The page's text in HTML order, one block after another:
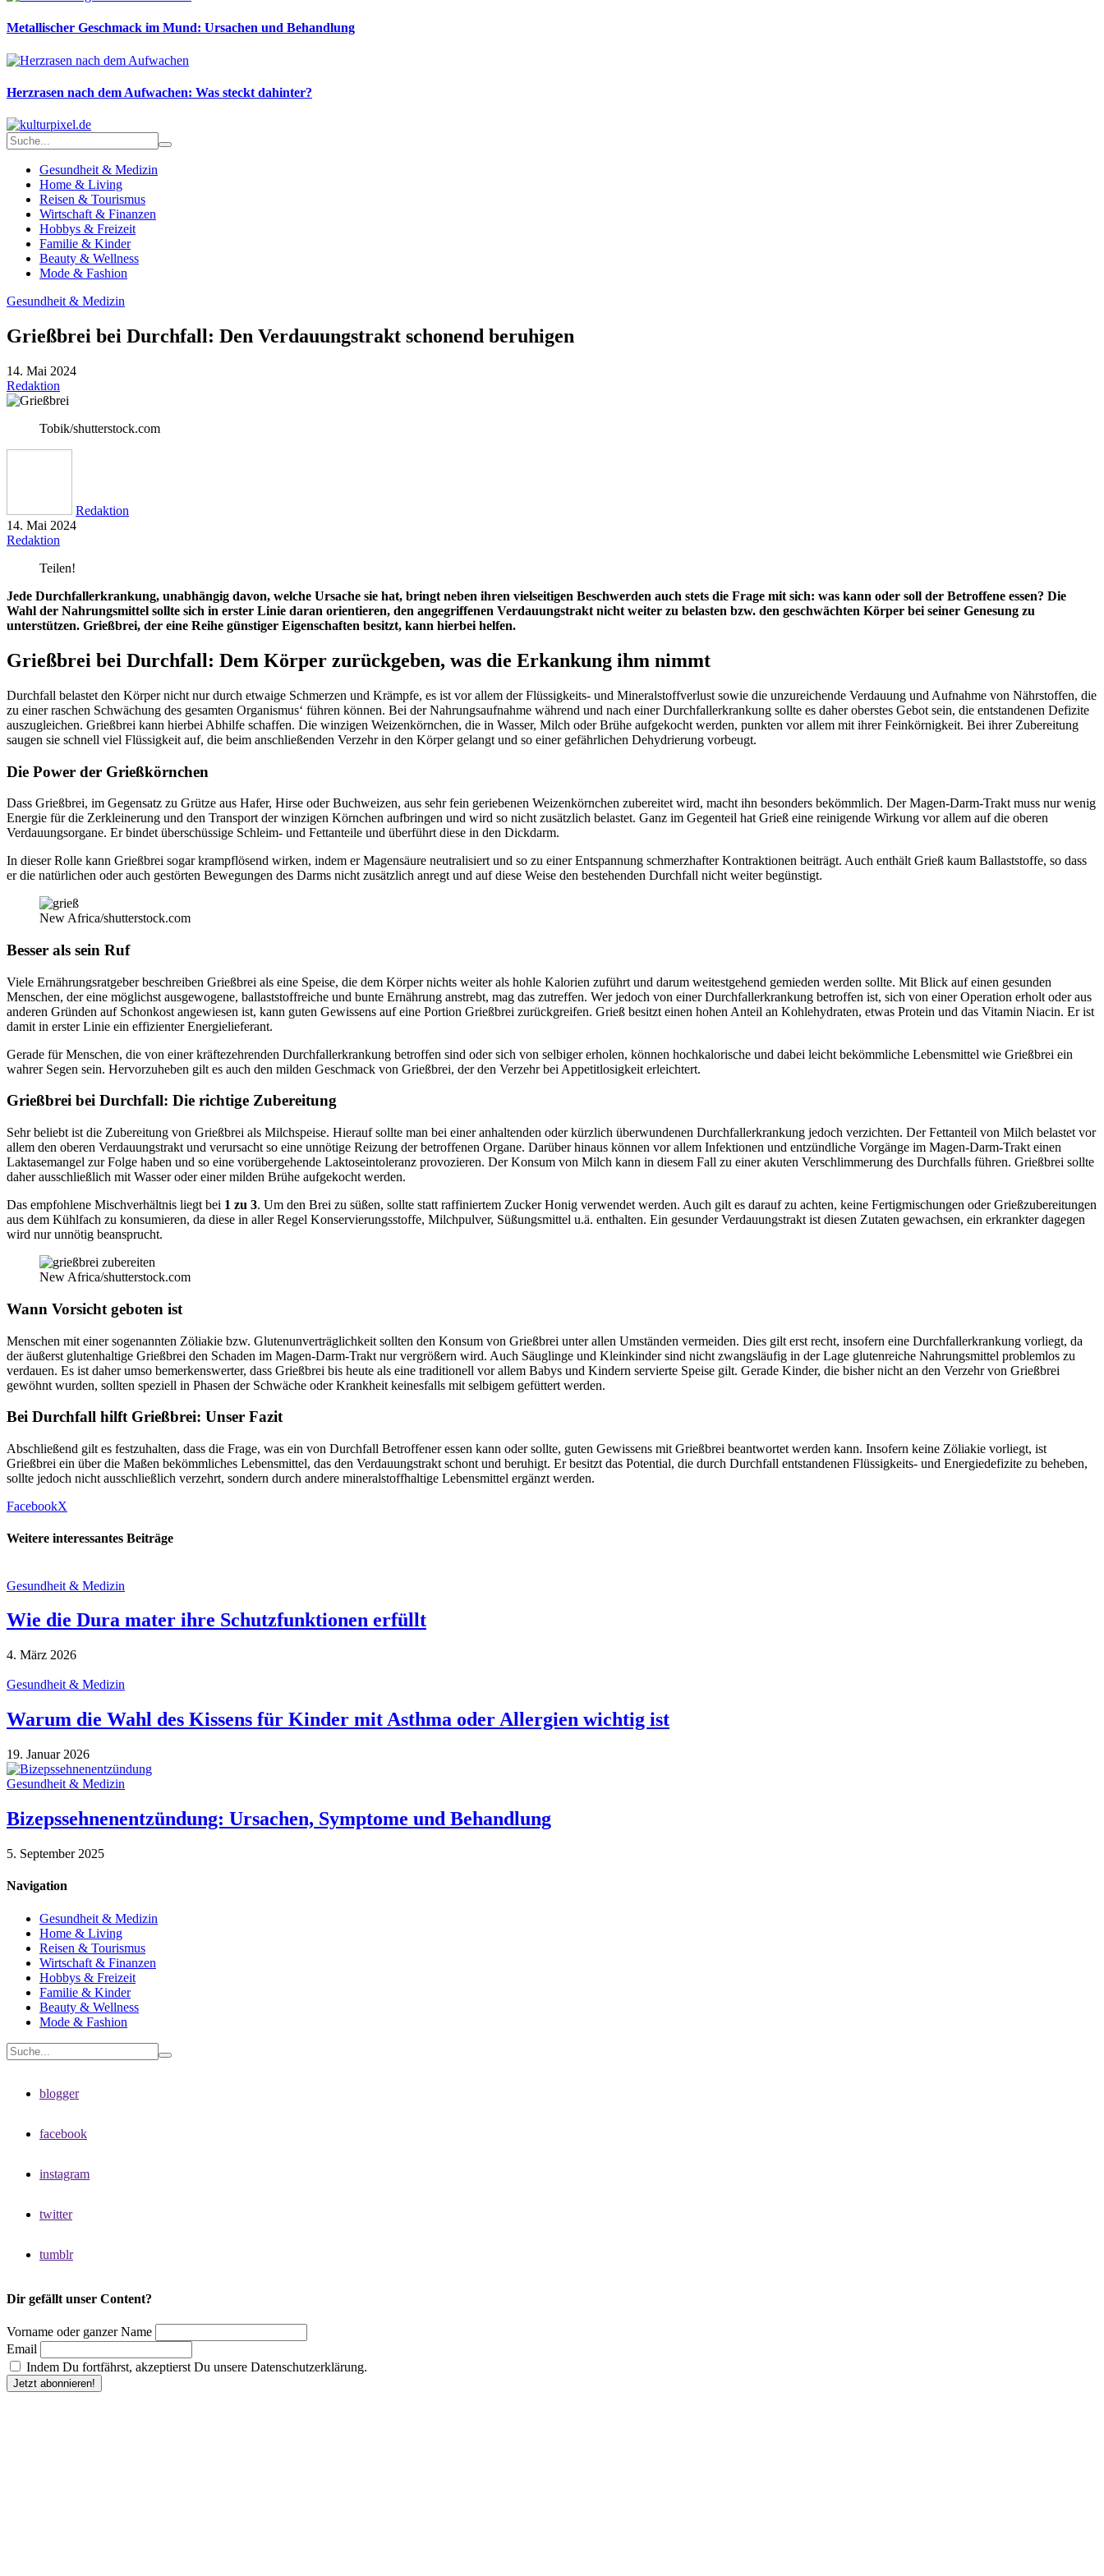
Metallischer Geschmack im Mund: Ursachen und Behandlung
Herzrasen nach dem Aufwachen: Was steckt dahinter?
Gesundheit & Medizin
Home & Living
Reisen & Tourismus
Wirtschaft & Finanzen
Hobbys & Freizeit
Familie & Kinder
Beauty & Wellness
Mode & Fashion
Gesundheit & Medizin
Grießbrei bei Durchfall: Den Verdauungstrakt schonend beruhigen
14. Mai 2024
Redaktion
Tobik/shutterstock.com
Redaktion
14. Mai 2024
Redaktion
Teilen!
Jede Durchfallerkrankung, unabhängig davon, welche Ursache sie hat, bringt neben ihren vielseitigen Beschwerden auch stets die Frage mit sich: was kann oder soll der Betroffene essen? Die
Wahl der Nahrungsmittel sollte sich in erster Linie daran orientieren, den angegriffenen Verdauungstrakt nicht weiter zu belasten bzw. den geschwächten Körper bei seiner Genesung zu
unterstützen. Grießbrei, der eine Reihe günstiger Eigenschaften besitzt, kann hierbei helfen.
Grießbrei bei Durchfall: Dem Körper zurückgeben, was die Erkankung ihm nimmt
Durchfall belastet den Körper nicht nur durch etwaige Schmerzen und Krämpfe, es ist vor allem der Flüssigkeits- und Mineralstoffverlust sowie die unzureichende Verdauung und Aufnahme von Nährstoffen, die
zu einer raschen Schwächung des gesamten Organismus‘ führen können. Bei der Nahrungsaufnahme während und nach einer Durchfallerkrankung sollte es daher oberstes Gebot sein, die entstandenen Defizite
auszugleichen. Grießbrei kann hierbei Abhilfe schaffen. Die winzigen Weizenkörnchen, die in Wasser, Milch oder Brühe aufgekocht werden, punkten vor allem mit ihrer Feinkörnigkeit. Bei ihrer Zubereitung
saugen sie schnell viel Flüssigkeit auf, die beim anschließenden Verzehr in den Körper gelangt und so einer gefährlichen Dehydrierung vorbeugt.
Die Power der Grießkörnchen
Dass Grießbrei, im Gegensatz zu Grütze aus Hafer, Hirse oder Buchweizen, aus sehr fein geriebenen Weizenkörnchen zubereitet wird, macht ihn besonders bekömmlich. Der Magen-Darm-Trakt muss nur wenig
Energie für die Zerkleinerung und den Transport der winzigen Körnchen aufbringen und wird so nicht zusätzlich belastet. Ganz im Gegenteil hat Grieß eine reinigende Wirkung vor allem auf die oberen
Verdauungsorgane. Er bindet überschüssige Schleim- und Fettanteile und überführt diese in den Dickdarm.
In dieser Rolle kann Grießbrei sogar krampflösend wirken, indem er Magensäure neutralisiert und so zu einer Entspannung schmerzhafter Kontraktionen beiträgt. Auch enthält Grieß kaum Ballaststoffe, so dass
er die natürlichen oder auch gestörten Bewegungen des Darms nicht zusätzlich anregt und auf diese Weise den bestehenden Durchfall nicht weiter begünstigt.
New Africa/shutterstock.com
Besser als sein Ruf
Viele Ernährungsratgeber beschreiben Grießbrei als eine Speise, die dem Körper nichts weiter als hohle Kalorien zuführt und darum weitestgehend gemieden werden sollte. Mit Blick auf einen gesunden
Menschen, der eine möglichst ausgewogene, ballaststoffreiche und bunte Ernährung anstrebt, mag das zutreffen. Wer jedoch von einer Durchfallerkrankung betroffen ist, sich von einer Operation erholt oder aus
anderen Gründen auf Schonkost angewiesen ist, kann guten Gewissens auf eine Portion Grießbrei zurückgreifen. Grieß besitzt einen hohen Anteil an Kohlehydraten, etwas Protein und das Vitamin Niacin. Er ist
damit in erster Linie ein effizienter Energielieferant.
Gerade für Menschen, die von einer kräftezehrenden Durchfallerkrankung betroffen sind oder sich von selbiger erholen, können hochkalorische und dabei leicht bekömmliche Lebensmittel wie Grießbrei ein
wahrer Segen sein. Hervorzuheben gilt es auch den milden Geschmack von Grießbrei, der den Verzehr bei Appetitlosigkeit erleichtert.
Grießbrei bei Durchfall: Die richtige Zubereitung
Sehr beliebt ist die Zubereitung von Grießbrei als Milchspeise. Hierauf sollte man bei einer anhaltenden oder kürzlich überwundenen Durchfallerkrankung jedoch verzichten. Der Fettanteil von Milch belastet vor
allem den oberen Verdauungstrakt und verursacht so eine unnötige Reizung der betroffenen Organe. Darüber hinaus können vor allem Infektionen und entzündliche Vorgänge im Magen-Darm-Trakt einen
Laktasemangel zur Folge haben und so eine vorübergehende Laktoseintoleranz provozieren. Der Konsum von Milch kann in diesem Fall zu einer akuten Verschlimmerung des Durchfalls führen. Grießbrei sollte
daher ausschließlich mit Wasser oder einer milden Brühe aufgekocht werden.
Das empfohlene Mischverhältnis liegt bei 1 zu 3. Um den Brei zu süßen, sollte statt raffiniertem Zucker Honig verwendet werden. Auch gilt es darauf zu achten, keine Fertigmischungen oder Grießzubereitungen
aus dem Kühlfach zu konsumieren, da diese in aller Regel Konservierungsstoffe, Milchpulver, Süßungsmittel u.ä. enthalten. Ein gesunder Verdauungstrakt ist diesen Zutaten gewachsen, ein erkrankter dagegen
wird nur unnötig beansprucht.
New Africa/shutterstock.com
Wann Vorsicht geboten ist
Menschen mit einer sogenannten Zöliakie bzw. Glutenunverträglichkeit sollten den Konsum von Grießbrei unter allen Umständen vermeiden. Dies gilt erst recht, insofern eine Durchfallerkrankung vorliegt, da
der äußerst glutenhaltige Grießbrei den Schaden im Magen-Darm-Trakt nur vergrößern wird. Auch Säuglinge und Kleinkinder sind nicht zwangsläufig in der Lage glutenreiche Nahrungsmittel problemlos zu
verdauen. Es ist daher umso bemerkenswerter, dass Grießbrei bis heute als eine traditionell vor allem Babys und Kindern servierte Speise gilt. Gerade Kinder, die bisher nicht an den Verzehr von Grießbrei
gewöhnt wurden, sollten speziell in Phasen der Schwäche oder Krankheit keinesfalls mit selbigem gefüttert werden.
Bei Durchfall hilft Grießbrei: Unser Fazit
Abschließend gilt es festzuhalten, dass die Frage, was ein von Durchfall Betroffener essen kann oder sollte, guten Gewissens mit Grießbrei beantwortet werden kann. Insofern keine Zöliakie vorliegt, ist
Grießbrei ein über die Maßen bekömmliches Lebensmittel, das den Verdauungstrakt schont und beruhigt. Er besitzt das Potential, die durch Durchfall entstandenen Flüssigkeits- und Energiedefizite zu beheben,
sollte jedoch nicht ausschließlich verzehrt, sondern durch andere mineralstoffhaltige Lebensmittel ergänzt werden.
FacebookX
Weitere interessantes Beiträge
Gesundheit & Medizin
Wie die Dura mater ihre Schutzfunktionen erfüllt
4. März 2026
Gesundheit & Medizin
Warum die Wahl des Kissens für Kinder mit Asthma oder Allergien wichtig ist
19. Januar 2026
Gesundheit & Medizin
Bizepssehnenentzündung: Ursachen, Symptome und Behandlung
5. September 2025
Navigation
Gesundheit & Medizin
Home & Living
Reisen & Tourismus
Wirtschaft & Finanzen
Hobbys & Freizeit
Familie & Kinder
Beauty & Wellness
Mode & Fashion
blogger
facebook
instagram
twitter
tumblr
Dir gefällt unser Content?
Vorname oder ganzer Name
Email
Indem Du fortfährst, akzeptierst Du unsere Datenschutzerklärung.